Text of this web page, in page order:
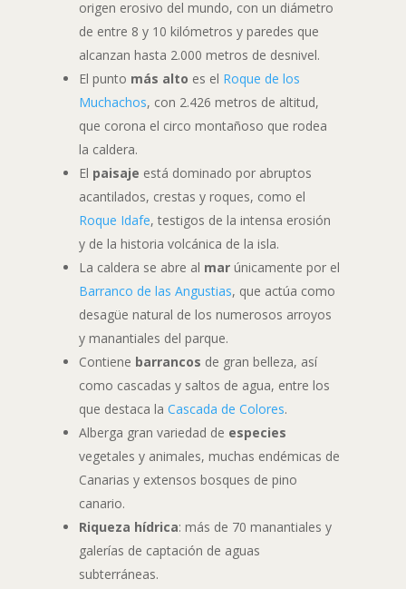
origen erosivo del mundo, con un diámetro
de entre 8 y 10 kilómetros y paredes que
alcanzan hasta 2.000 metros de desnivel.
El punto más alto es el Roque de los
Muchachos, con 2.426 metros de altitud,
que corona el circo montañoso que rodea
la caldera.
El paisaje está dominado por abruptos
acantilados, crestas y roques, como el
Roque Idafe, testigos de la intensa erosión
y de la historia volcánica de la isla.
La caldera se abre al marúnicamente por el
Barranco de las Angustias, que actúa como
desagüe natural de los numerosos arroyos
y manantiales del parque.
Contiene barrancos de gran belleza, así
como cascadas y saltos de agua, entre los
que destaca la Cascada de Colores.
Alberga gran variedad de especies
vegetales y animales, muchas endémicas de
Canarias y extensos bosques de pino
canario.
Riqueza hídrica: más de 70 manantiales y
galerías de captación de aguas
subterráneas.